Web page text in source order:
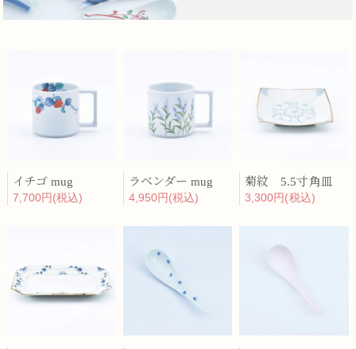
イチゴ mug
7,700円(税込)
ラベンダー mug
4,950円(税込)
菊紋 5.5寸角皿
3,300円(税込)